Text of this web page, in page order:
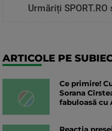
Urmăriți SPORT.RO
ARTICOLE PE
Ce primire!
Sorana
fabuloasă cu